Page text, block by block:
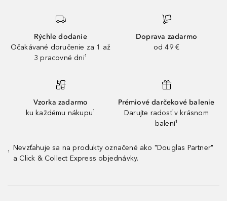
Rýchle dodanie
Očakávané doručenie za 1 až
3 pracovné dni¹
Doprava zadarmo
od 49 €
Vzorka zadarmo
ku každému nákupu¹
Prémiové darčekové balenie
Darujte radosť v krásnom
balení¹
¹
Nevzťahuje sa na produkty označené ako "Douglas Partner"
a Click & Collect Express objednávky.